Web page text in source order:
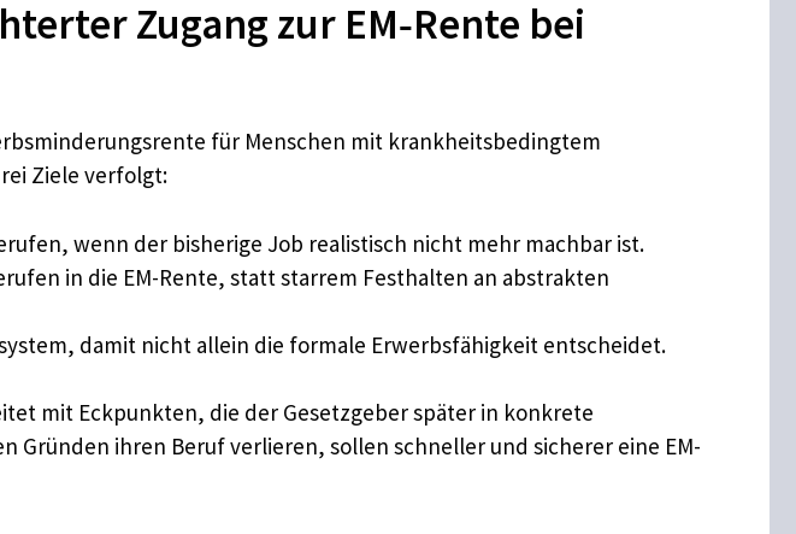
Zugang zur EM‑Rente bei
für Menschen mit krankheitsbedingtem
Ziele verfolgt:
wenn der bisherige Job realistisch nicht mehr machbar ist.
in die EM-Rente, statt starrem Festhalten an abstrakten
damit nicht allein die formale Erwerbsfähigkeit entscheidet.
mit Eckpunkten, die der Gesetzgeber später in konkrete
Gründen ihren Beruf verlieren, sollen schneller und sicherer eine EM-